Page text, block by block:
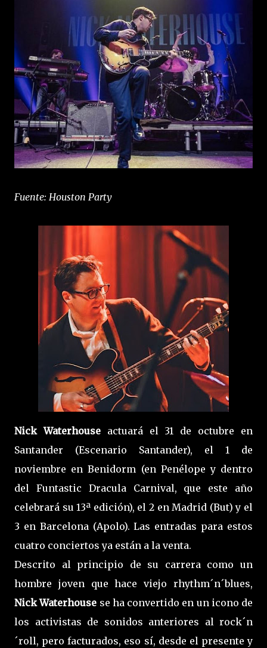
Fuente: Houston Party
Nick Waterhouseactuará el 31 de octubre en
Santander (Escenario Santander), el 1 de
noviembre en Benidorm (en Penélope y dentro
del Funtastic Dracula Carnival, que este año
celebrará su 13ª edición), el 2 en Madrid (But) y el
3 en Barcelona (Apolo). Las entradas para estos
cuatro conciertos ya están a la venta.
Descrito al principio de su carrera como un
hombre joven que hace viejo rhythm´n´blues,
Nick Waterhouse se ha convertido en un icono de
los activistas de sonidos anteriores al rock´n
´roll, pero facturados, eso sí, desde el presente y